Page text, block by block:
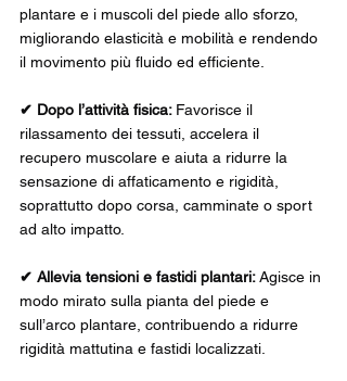
plantare e i muscoli del piede allo sforzo,
migliorando elasticità e mobilità e rendendo
il movimento più fluido ed efficiente.
✔ Dopo l’attività fisica: Favorisce il
rilassamento dei tessuti, accelera il
recupero muscolare e aiuta a ridurre la
sensazione di affaticamento e rigidità,
soprattutto dopo corsa, camminate o sport
ad alto impatto.
✔ Allevia tensioni e fastidi plantari: Agisce in
modo mirato sulla pianta del piede e
sull’arco plantare, contribuendo a ridurre
rigidità mattutina e fastidi localizzati.